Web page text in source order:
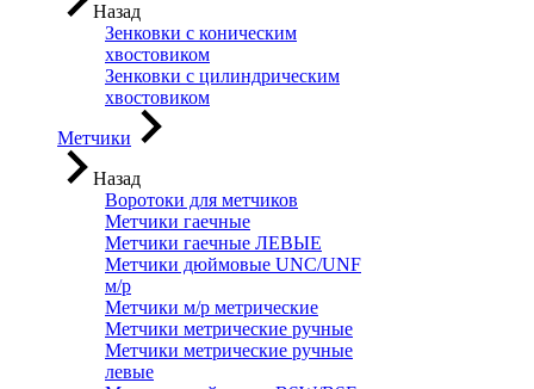
Назад
Зенковки с коническим
хвостовиком
Зенковки с цилиндрическим
хвостовиком
Метчики
Назад
Воротоки для метчиков
Метчики гаечные
Метчики гаечные ЛЕВЫЕ
Метчики дюймовые UNC/UNF
м/р
Метчики м/р метрические
Метчики метрические ручные
Метчики метрические ручные
левые